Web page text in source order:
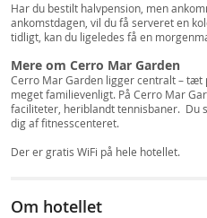
Har du bestilt halvpension, men
ankomstdagen, vil du få serveret en
tidligt, kan du ligeledes få en
Mere om Cerro Mar Garden
Cerro Mar Garden ligger centralt – tæt
meget familievenligt. På Cerro Mar
faciliteter, heriblandt tennisbaner. Du
dig af fitnesscenteret.
Der er gratis WiFi på hele hotellet.
Om hotellet